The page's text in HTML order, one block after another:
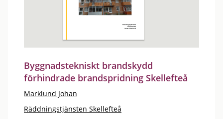
Byggnadstekniskt brandskydd
förhindrade brandspridning Skellefteå
Marklund Johan
Räddningstjänsten Skellefteå